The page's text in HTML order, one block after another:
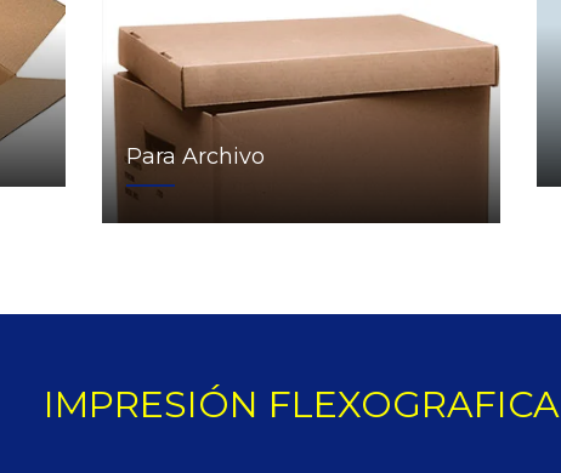
Para Archivo
IMPRESIÓN FLEXOGRAFICA